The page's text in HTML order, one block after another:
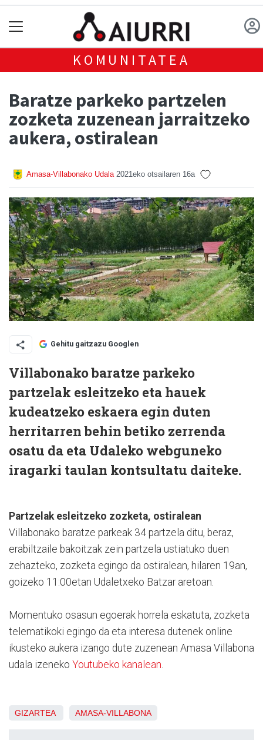
KOMUNITATEA
Baratze parkeko partzelen
zozketa zuzenean jarraitzeko
aukera, ostiralean
Amasa-Villabonako Udala 2021eko otsailaren 16a
Gehitu gaitzazu Googlen
Villabonako baratze parkeko
partzelak esleitzeko eta hauek
kudeatzeko eskaera egin duten
herritarren behin betiko zerrenda
osatu da eta Udaleko webguneko
iragarki taulan kontsultatu daiteke.
Partzelak esleitzeko zozketa, ostiralean
Villabonako baratze parkeak 34 partzela ditu, beraz,
erabiltzaile bakoitzak zein partzela ustiatuko duen
zehazteko, zozketa egingo da ostiralean, hilaren 19an,
goizeko 11:00etan Udaletxeko Batzar aretoan.
Momentuko osasun egoerak horrela eskatuta, zozketa
telematikoki egingo da eta interesa dutenek online
ikusteko aukera izango dute zuzenean Amasa Villabona
udala izeneko Youtubeko kanalean.
GIZARTEA AMASA-VILLABONA